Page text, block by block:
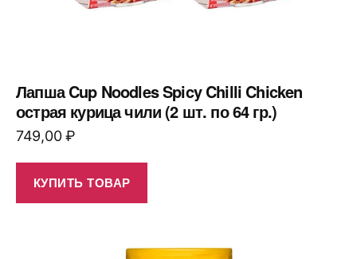
Лапша Cup Noodles Spicy Chilli Chicken
острая курица чили (2 шт. по 64 гр.)
749,00₽
КУПИТЬ ТОВАР